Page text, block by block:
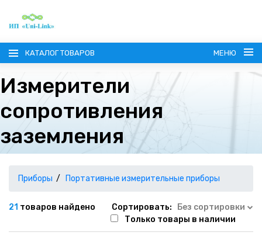
КАТАЛОГ ТОВАРОВ МЕНЮ
ГЛАВНАЯ
О КОМПАНИИ
ИНФОРМАЦИЯ
НАШИ ПОСТАВЩИКИ
КОНТАКТЫ
Измерители
сопротивления
заземления
Приборы Портативные измерительные приборы
21 товаров найдено Сортировать:
Без сортировки
Только товары в наличии